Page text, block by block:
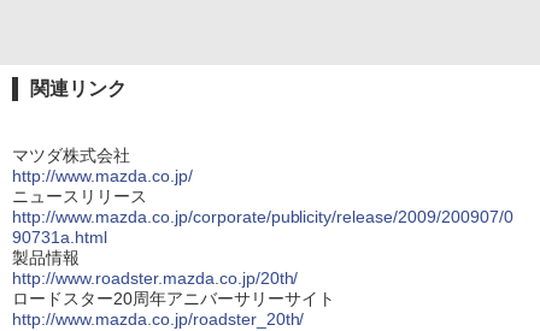
関連リンク
マツダ株式会社
http://www.mazda.co.jp/
ニュースリリース
http://www.mazda.co.jp/corporate/publicity/release/2009/200907/0
90731a.html
製品情報
http://www.roadster.mazda.co.jp/20th/
ロードスター20周年アニバーサリーサイト
http://www.mazda.co.jp/roadster_20th/